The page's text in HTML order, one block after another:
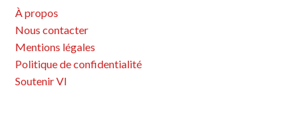
À propos
Nous contacter
Mentions légales
Politique de confidentialité
Soutenir VI